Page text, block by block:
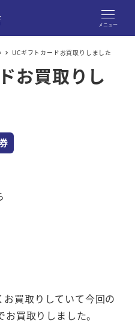
メニュー
UCギフトカードお買取りしました
お買取りし
買取りしていて今回の
買取りしました。